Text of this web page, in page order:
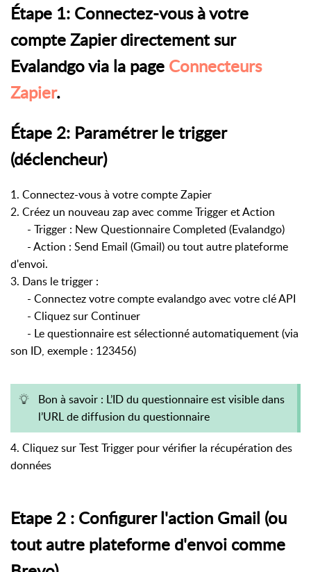
Étape 1: Connectez-vous à votre
compte Zapier directement sur
Evalandgo via la page Connecteurs
Zapier.
Étape 2: Paramétrer le trigger
(déclencheur)
1. Connectez-vous à votre compte Zapier
2. Créez un nouveau zap avec comme Trigger et Action
- Trigger : New Questionnaire Completed (Evalandgo)
- Action : Send Email (Gmail) ou tout autre plateforme
d'envoi.
3. Dans le trigger :
- Connectez votre compte evalandgo avec votre clé API
- Cliquez sur Continuer
- Le questionnaire est sélectionné automatiquement (via
son ID, exemple : 123456)
Bon à savoir : L’ID du questionnaire est visible dans
l’URL de diffusion du questionnaire
4. Cliquez sur Test Trigger pour vérifier la récupération des
données
Etape 2 : Configurer l'action Gmail (ou
tout autre plateforme d'envoi comme